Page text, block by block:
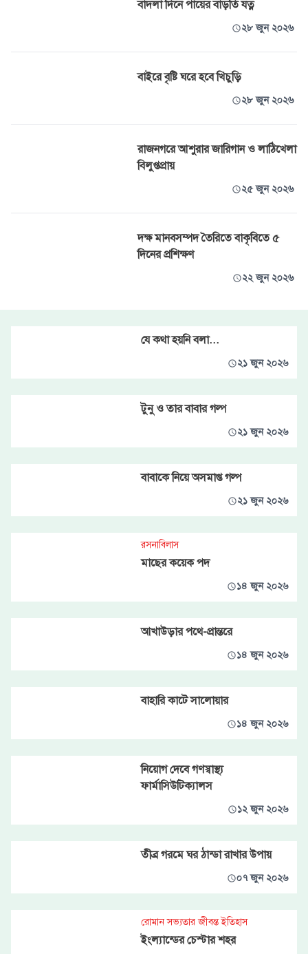
বাদলা দিনে পায়ের বাড়তি যত্ন
২৮ জুন ২০২৬
বাইরে বৃষ্টি ঘরে হবে খিচুড়ি
২৮ জুন ২০২৬
রাজনগরে আশুরার জারিগান ও লাঠিখেলা
বিলুপ্তপ্রায়
২৫ জুন ২০২৬
দক্ষ মানবসম্পদ তৈরিতে বাকৃবিতে ৫
দিনের প্রশিক্ষণ
২২ জুন ২০২৬
যে কথা হয়নি বলা...
২১ জুন ২০২৬
টুনু ও তার বাবার গল্প
২১ জুন ২০২৬
বাবাকে নিয়ে অসমাপ্ত গল্প
২১ জুন ২০২৬
রসনাবিলাস
মাছের কয়েক পদ
১৪ জুন ২০২৬
আখাউড়ার পথে-প্রান্তরে
১৪ জুন ২০২৬
বাহারি কাটে সালোয়ার
১৪ জুন ২০২৬
নিয়োগ দেবে গণস্বাস্থ্য
ফার্মাসিউটিক্যালস
১২ জুন ২০২৬
তীব্র গরমে ঘর ঠান্ডা রাখার উপায়
০৭ জুন ২০২৬
রোমান সভ্যতার জীবন্ত ইতিহাস
ইংল্যান্ডের চেস্টার শহর